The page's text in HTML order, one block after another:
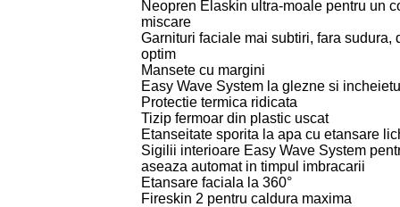
Neopren Elaskin ultra-moale pentru un
miscare
Garnituri faciale mai subtiri, fara sudura,
optim
Mansete cu margini
Easy Wave System la glezne si
Protectie termica ridicata
Tizip fermoar din plastic uscat
Etanseitate sporita la apa cu etansare
Sigilii interioare Easy Wave System
aseaza automat in timpul imbracarii
Etansare faciala la 360°
Fireskin 2 pentru caldura maxima